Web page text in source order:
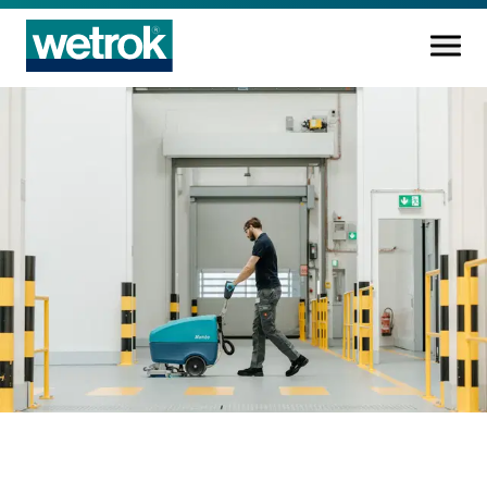
Centre de compétences
Service
Connaissance
Innovations